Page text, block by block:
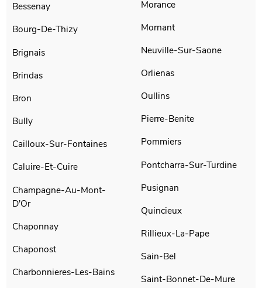
Bessenay
Bourg-De-Thizy
Brignais
Brindas
Bron
Bully
Cailloux-Sur-Fontaines
Caluire-Et-Cuire
Champagne-Au-Mont-
D'Or
Chaponnay
Chaponost
Charbonnieres-Les-Bains
Morance
Mornant
Neuville-Sur-Saone
Orlienas
Oullins
Pierre-Benite
Pommiers
Pontcharra-Sur-Turdine
Pusignan
Quincieux
Rillieux-La-Pape
Sain-Bel
Saint-Bonnet-De-Mure